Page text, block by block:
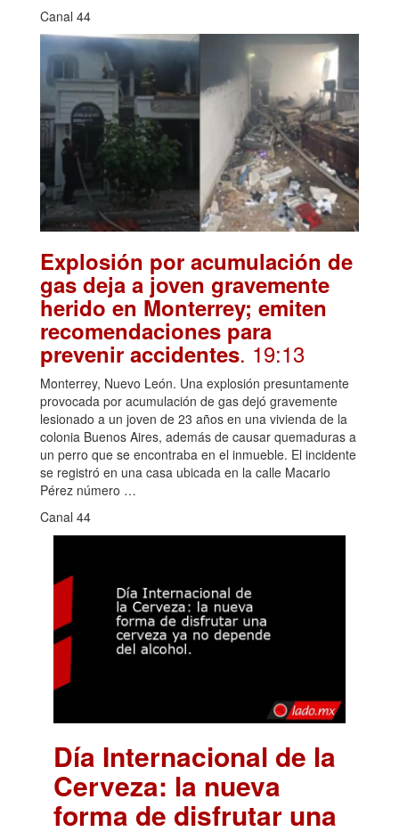
Canal 44
Explosión por acumulación de
gas deja a joven gravemente
herido en Monterrey; emiten
recomendaciones para
prevenir accidentes. 19:13
Monterrey, Nuevo León. Una explosión presuntamente
provocada por acumulación de gas dejó gravemente
lesionado a un joven de 23 años en una vivienda de la
colonia Buenos Aires, además de causar quemaduras a
un perro que se encontraba en el inmueble. El incidente
se registró en una casa ubicada en la calle Macario
Pérez número …
Canal 44
Día Internacional de la
Cerveza: la nueva
forma de disfrutar una